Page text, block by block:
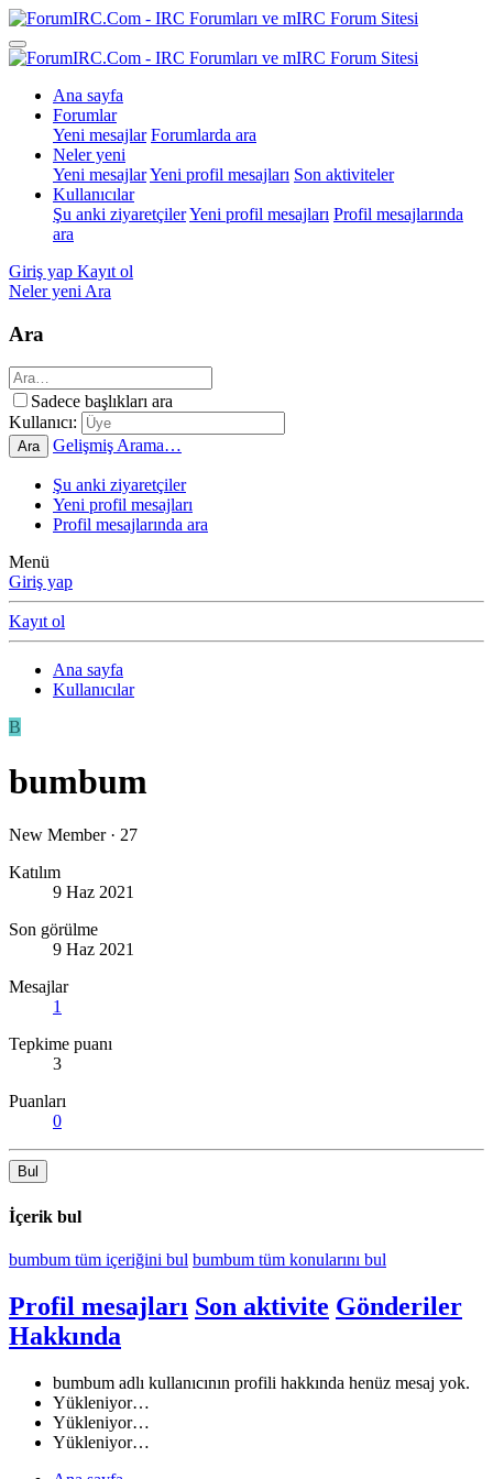
Ana sayfa
Forumlar
Yeni mesajlar Forumlarda ara
Neler yeni
Yeni mesajlarYeni profil mesajları Son aktiviteler
Kullanıcılar
Şu anki ziyaretçilerYeni profil mesajları Profil mesajlarında
ara
Giriş yap Kayıt ol
Neler yeni Ara
Ara
Sadece başlıkları ara
Kullanıcı:
Ara Gelişmiş Arama…
Şu anki ziyaretçiler
Yeni profil mesajları
Profil mesajlarında ara
Menü
Giriş yap
Kayıt ol
Ana sayfa
Kullanıcılar
B
bumbum
New Member · 27
Katılım
9 Haz 2021
Son görülme
9 Haz 2021
Mesajlar
1
Tepkime puanı
3
Puanları
0
Bul
İçerik bul
bumbum tüm içeriğini bul bumbum tüm konularını bul
Profil mesajları Son aktivite Gönderiler
Hakkında
bumbum adlı kullanıcının profili hakkında henüz mesaj yok.
Yükleniyor…
Yükleniyor…
Yükleniyor…